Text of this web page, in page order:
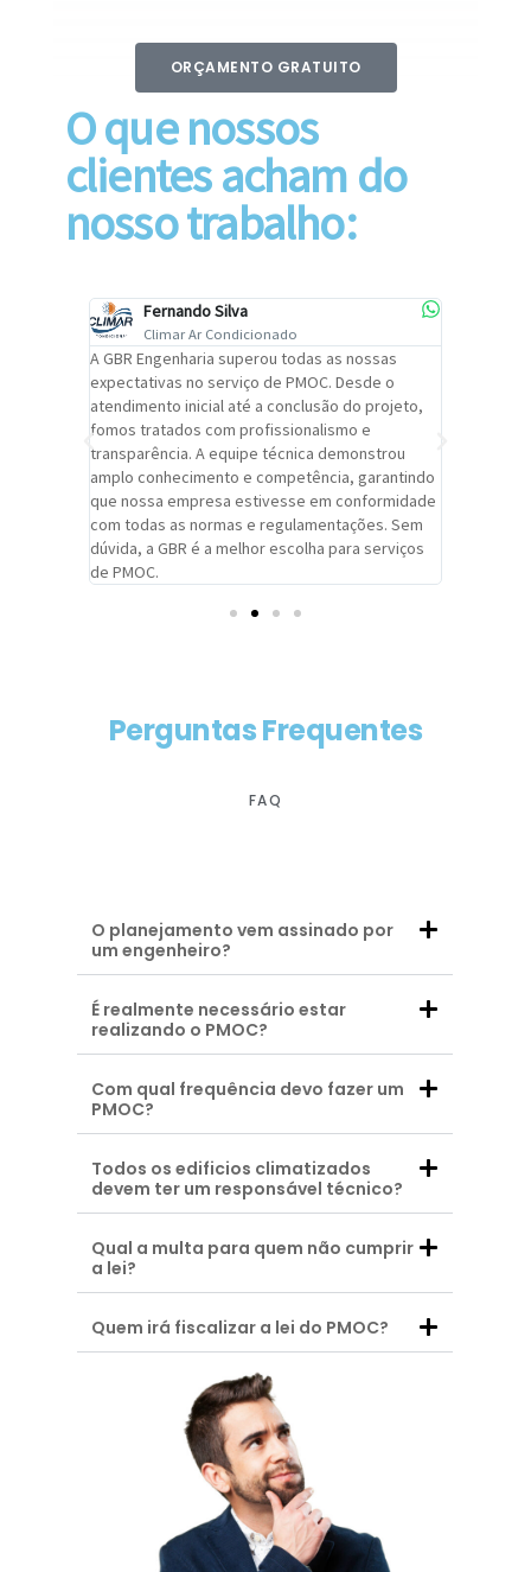
ORÇAMENTO GRATUITO
O que nossos
clientes acham do
nosso trabalho:
Fernando Silva
Climar Ar Condicionado
A GBR Engenharia superou todas as nossas
expectativas no serviço de PMOC. Desde o
atendimento inicial até a conclusão do projeto,
fomos tratados com profissionalismo e
transparência. A equipe técnica demonstrou
amplo conhecimento e competência, garantindo
que nossa empresa estivesse em conformidade
com todas as normas e regulamentações. Sem
dúvida, a GBR é a melhor escolha para serviços
de PMOC.
Perguntas Frequentes
FAQ
O planejamento vem assinado por
um engenheiro?
É realmente necessário estar
realizando o PMOC?
Com qual frequência devo fazer um
PMOC?
Todos os edificios climatizados
devem ter um responsável técnico?
Qual a multa para quem não cumprir
a lei?
Quem irá fiscalizar a lei do PMOC?